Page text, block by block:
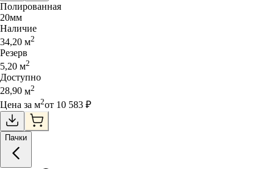
Полированная
20мм
Наличие
34,20 м2
Резерв
5,20 м2
Доступно
28,90 м2
Цена за м2от 10 583 ₽
Пачки